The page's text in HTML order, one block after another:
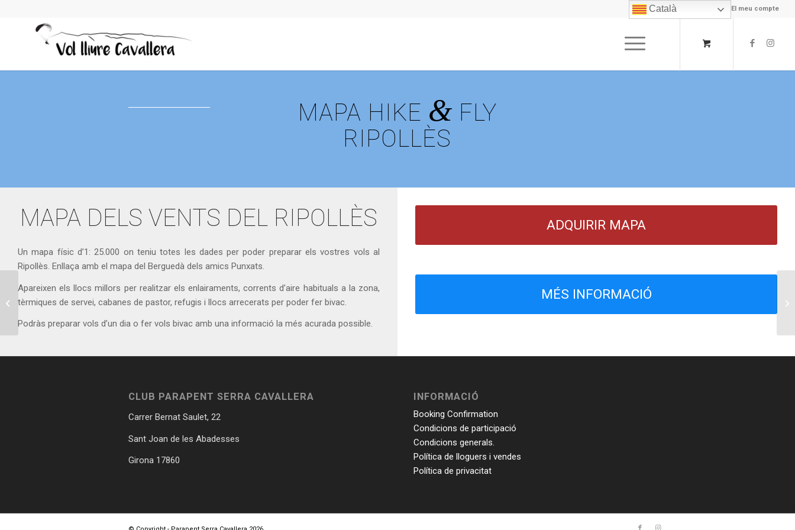
El meu compte
MAPA HIKE &FLY
RIPOLLÈS
MAPA DELS VENTS DEL RIPOLLÈS
Un mapa físic d’1: 25.000 on teniu totes les dades per poder preparar els vostres vols al
Ripollès. Enllaça amb el mapa del Berguedà dels amics Punxats.
Apareixen els llocs millors per realitzar els enlairaments, corrents d’aire habituals a la zona,
tèrmiques de servei, cabanes de pastor, refugis i llocs arrecerats per poder fer bivac.
Podràs preparar vols d’un dia o fer vols bivac amb una informació la més acurada possible.
ADQUIRIR MAPA
MÉS INFORMACIÓ
CLUB PARAPENT SERRA CAVALLERA
Carrer Bernat Saulet, 22
Sant Joan de les Abadesses
Girona 17860
INFORMACIÓ
Booking Confirmation
Condicions de participació
Condicions generals.
Política de lloguers i vendes
Política de privacitat
CAMPIONAT DE
CATALUNYA I LLIGA
Català